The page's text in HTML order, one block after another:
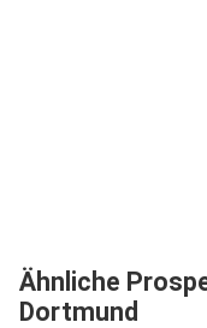
Ähnliche
Dortmund